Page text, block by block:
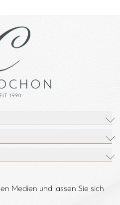
Medien und lassen Sie sich